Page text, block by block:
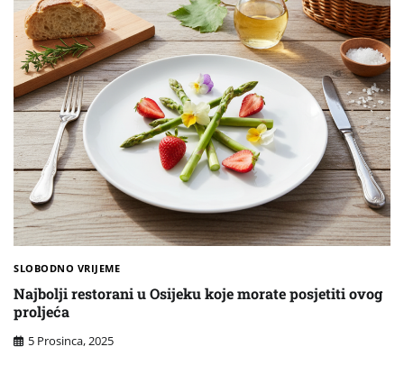
SLOBODNO VRIJEME
Najbolji restorani u Osijeku koje morate posjetiti ovog
proljeća
5 Prosinca, 2025